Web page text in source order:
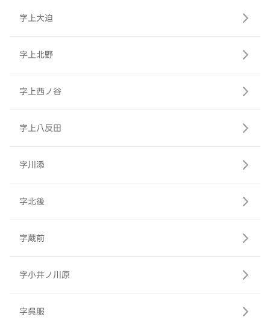
字上大迫
字上北野
字上西ノ谷
字上八反田
字川添
字北後
字蔵前
字小井ノ川原
字呉服